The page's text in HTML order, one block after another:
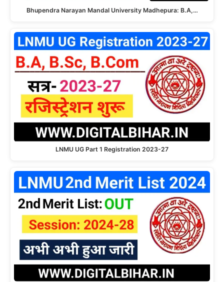
Bhupendra Narayan Mandal University Madhepura: B.A,…
LNMU UG Part 1 Registration 2023-27